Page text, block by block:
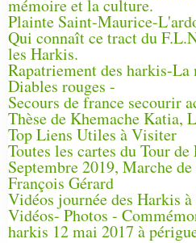
mémoire et la culture.
Plainte Saint-Maurice-
Qui connaît ce tract du
les Harkis.
Rapatriement des harkis-La
Diables rouges -
Secours de france secourir
Thèse de Khemache Katia,
Top Liens Utiles à Visiter
Toutes les cartes du Tour
Septembre 2019, Marche
François Gérard
Vidéos journée des Harkis
Vidéos- Photos -
harkis 12 mai 2017 à